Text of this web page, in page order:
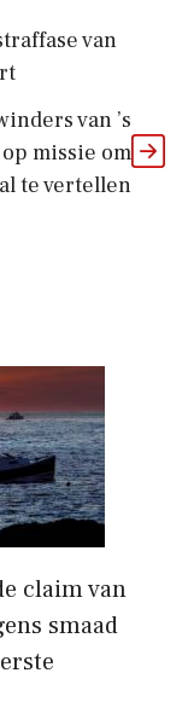
van
van ’s
missie om
te vertellen
claim van
smaad